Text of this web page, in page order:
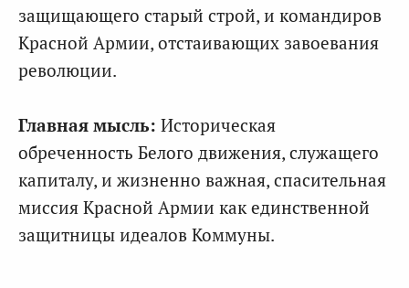
защищающего старый строй, и командиров
Красной Армии, отстаивающих завоевания
революции.
Главная мысль: Историческая
обреченность Белого движения, служащего
капиталу, и жизненно важная, спасительная
миссия Красной Армии как единственной
защитницы идеалов Коммуны.